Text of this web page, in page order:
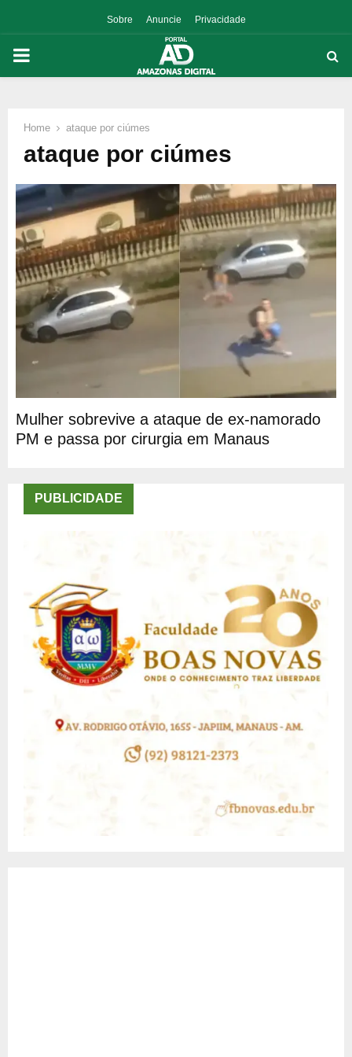
Sobre Anuncie Privacidade
PRIMARY
Home ataque por ciúmes
ataque por ciúmes
Mulher sobrevive a ataque de ex-namorado
PM e passa por cirurgia em Manaus
PUBLICIDADE